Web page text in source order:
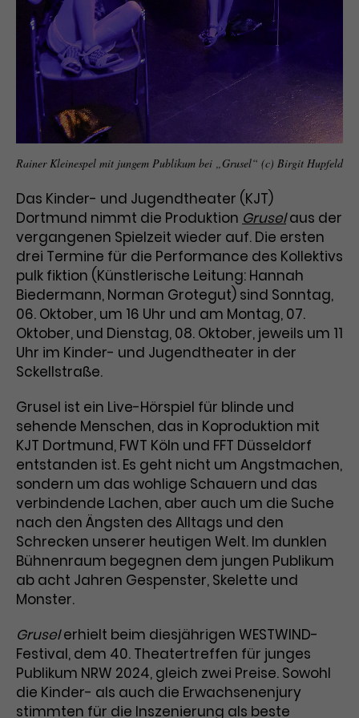
Benutzer*in wiedererkannt werden,
und es wird Zugang zu
geschützten Bereichen gewährt.
Name cookie_optin
Enthält die gewählten Tracking-
Optin-Einstellungen.
Laufzeit 2 Jahre
Dieses Cookie wird von Google
Analytics installiert. Das Cookie
wird verwendet, um
Besucher*innen-, Sitzungs- und
Kampagnendaten zu berechnen
den Analysebericht der Website zu
verfolgen. Die Cookies speichern
Informationen anonym und weisen
eine zufallsgenerierte Nummer zu,
um Besuche zu erkennen.
Name _gid
Anbieter Google Analytics
Zweck
Dieses Cookie wird von Google
Analytics installiert. Das Cookie
wird verwendet, um Informationen
darüber zu speichern, wie
Besucher*innen eine Website
nutzen, und hilft bei der Erstellung
eines Analyseberichts über die
Performance der Website. Die
erhobenen Daten umfassen in
anonymisierter Form die Anzahl
Seiten.
Name _gat_UA-63561367-1
Marketing
Diese Gruppe beinhaltet alle Scripte, die es uns
ermöglichen die Leistung unserer
Werbekampagnen zu analysieren und
Conversions zu messen. Außerdem helfen sie
uns dabei Werbeanzeigen und Inhalte besser auf
die Interessen unserer Nutzer abzustimmen.
Name
Anbieter Google Ads
Laufzeit 3 Monate
Zweck
Wird von Google verwendet, um
die Effizienz von Werbeanzeigen zu
messen und Conversions zu
speichern. Dieses Cookie hilft dabei
nachzuvollziehen, ob Nutzer über
Google-Anzeigen auf unsere
Website gelangt sind.
Name _gcl_aw
Anbieter Google Ads
Laufzeit 3 Monate
Zweck
Dieses Cookie speichert
Informationen zu Werbeklicks und
dient der Zuordnung von
Conversions zu Google Ads-
Name _gcl_dc
Anbieter Google / DoubleClick
Cookie-Informationen
Rainer Kleinespel mit jungem Publikum bei „Grusel“ (c) Birgit Hupfeld
Das Kinder- und Jugendtheater (KJT)
Dortmund nimmt die Produktion Gruselaus der
vergangenen Spielzeit wieder auf. Die ersten
drei Termine für die Performance des Kollektivs
pulk fiktion (Künstlerische Leitung: Hannah
Biedermann, Norman Grotegut) sind Sonntag,
06. Oktober, um 16 Uhr und am Montag, 07.
Oktober, und Dienstag, 08. Oktober, jeweils um 11
Uhr im Kinder- und Jugendtheater in der
Sckellstraße.
Grusel ist ein Live-Hörspiel für blinde und
sehende Menschen, das in Koproduktion mit
KJT Dortmund, FWT Köln und FFT Düsseldorf
entstanden ist. Es geht nicht um Angstmachen,
sondern um das wohlige Schauern und das
verbindende Lachen, aber auch um die Suche
nach den Ängsten des Alltags und den
Schrecken unserer heutigen Welt. Im dunklen
Bühnenraum begegnen dem jungen Publikum
ab acht Jahren Gespenster, Skelette und
Monster.
Gruselerhielt beim diesjährigen WESTWIND-
Festival, dem 40. Theatertreffen für junges
Publikum NRW 2024, gleich zwei Preise. Sowohl
die Kinder- als auch die Erwachsenenjury
stimmten für die Inszenierung als beste